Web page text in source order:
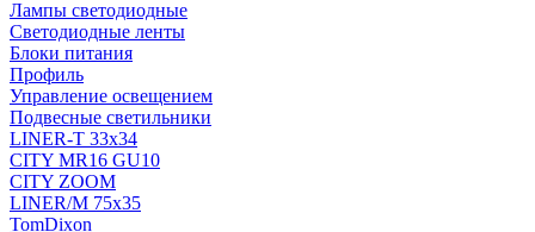
Лампы светодиодные
Светодиодные ленты
Блоки питания
Профиль
Управление освещением
Подвесные светильники
LINER-T 33x34
CITY MR16 GU10
CITY ZOOM
LINER/M 75х35
TomDixon